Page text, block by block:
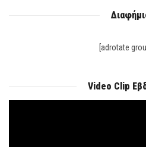
[adrotate
Video Clip